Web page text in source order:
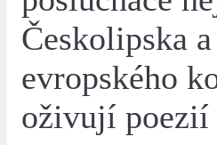
Českolipska
evropského
oživují poezií